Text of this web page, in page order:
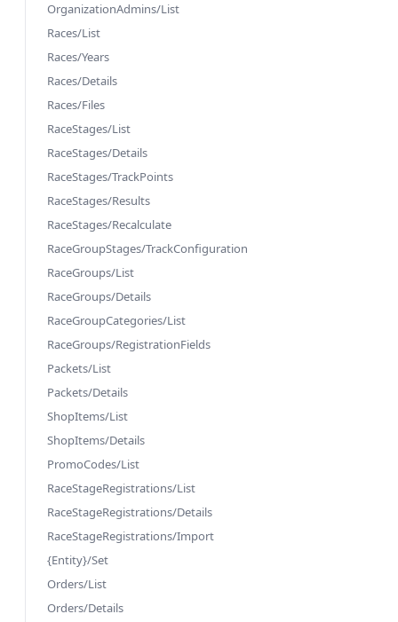
OrganizationAdmins/List
Races/List
Races/Years
Races/Details
Races/Files
RaceStages/List
RaceStages/Details
RaceStages/TrackPoints
RaceStages/Results
RaceStages/Recalculate
RaceGroupStages/TrackConfiguration
RaceGroups/List
RaceGroups/Details
RaceGroupCategories/List
RaceGroups/RegistrationFields
Packets/List
Packets/Details
ShopItems/List
ShopItems/Details
PromoCodes/List
RaceStageRegistrations/List
RaceStageRegistrations/Details
RaceStageRegistrations/Import
{Entity}/Set
Orders/List
Orders/Details